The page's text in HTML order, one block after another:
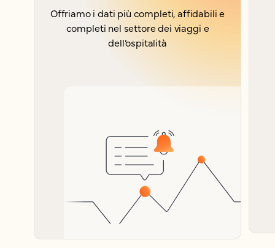
Offriamo i dati più completi, affidabili e
completi nel settore dei viaggi e
dell’ospitalità